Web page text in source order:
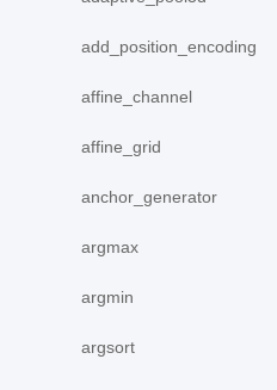
add_position_encoding
affine_channel
affine_grid
anchor_generator
argmax
argmin
argsort